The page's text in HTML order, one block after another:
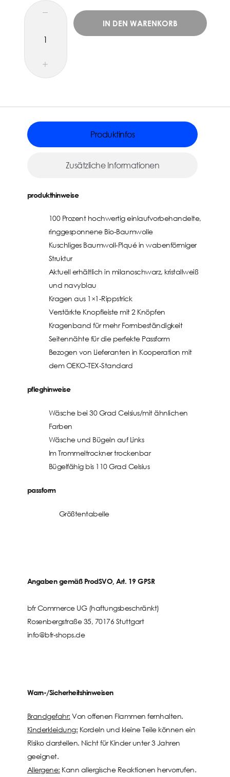
IN DEN WARENKORB
Produktinfos
Zusätzliche Informationen
produkthinweise
100 Prozent hochwertig einlaufvorbehandelte,
ringgesponnene Bio-Baumwolle
Kuschliges Baumwoll-Piqué in wabenförmiger
Struktur
Aktuell erhältlich in milanoschwarz, kristallweiß
und navyblau
Kragen aus 1×1-Rippstrick
Verstärkte Knopfleiste mit 2 Knöpfen
Kragenband für mehr Formbeständigkeit
Seitennähte für die perfekte Passform
Bezogen von Lieferanten in Kooperation mit
dem OEKO-TEX-Standard
pfleghinweise
Wäsche bei 30 Grad Celsius/mit ähnlichen
Farben
Wäsche und Bügeln auf Links
Im Trommeltrockner trockenbar
Bügelfähig bis 110 Grad Celsius
passform
Größtentabelle
Angaben gemäß ProdSVO, Art. 19 GPSR
bfr Commerce UG (haftungsbeschränkt)
Rosenbergstraße 35, 70176 Stuttgart
info@bfr-shops.de
Warn-/Sicherheitshinweisen
Brandgefahr: Von offenen Flammen fernhalten.
Kinderkleidung: Kordeln und kleine Teile können ein
Risiko darstellen. Nicht für Kinder unter 3 Jahren
geeignet.
Allergene: Kann allergische Reaktionen hervorrufen.